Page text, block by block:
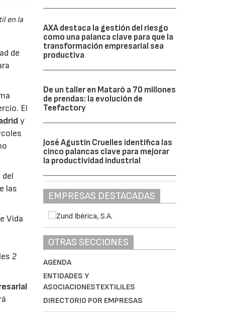
en la
de
El
y
las
Vida
2
AXA destaca la gestión del riesgo
como una palanca clave para que la
transformación empresarial sea
productiva
De un taller en Mataró a 70 millones
de prendas: la evolución de
Teefactory
José Agustín Cruelles identifica las
cinco palancas clave para mejorar
la productividad industrial
EMPRESAS DESTACADAS
OTRAS SECCIONES
AGENDA
ENTIDADES Y
ASOCIACIONESTEXTILILES
DIRECTORIO POR EMPRESAS